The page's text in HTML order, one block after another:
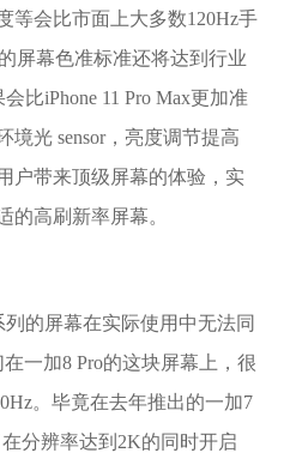
等会比市面上大多数120Hz手
屏幕色准标准还将达到行业
比iPhone 11 Pro Max更加准
境光 sensor，亮度调节提高
户带来顶级屏幕的体验，实
的高刷新率屏幕。
的屏幕在实际使用中无法同
一加8 Pro的这块屏幕上，很
。毕竟在去年推出的一加7
分辨率达到2K的同时开启